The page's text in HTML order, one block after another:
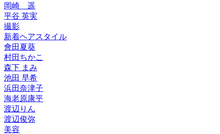
岡崎 遥
平谷 英実
撮影
新着ヘアスタイル
會田夏葵
村田ちかこ
森下 まみ
池田 早希
浜田奈津子
海老原康平
渡辺りん
渡辺俊弥
美容